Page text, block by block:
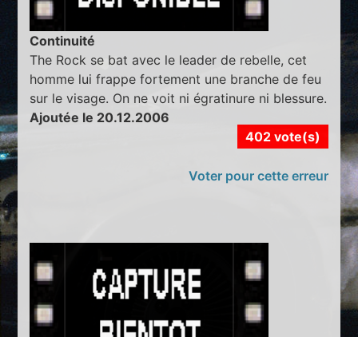
Continuité
The Rock se bat avec le leader de rebelle, cet
homme lui frappe fortement une branche de feu
sur le visage. On ne voit ni égratinure ni blessure.
Ajoutée le 20.12.2006
402 vote(s)
Voter pour cette erreur